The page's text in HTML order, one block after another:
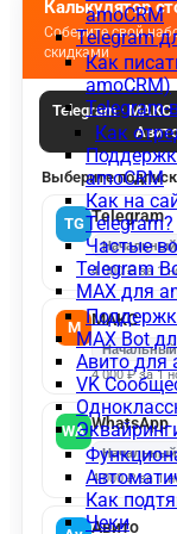
amoCRM
Telegram
Как
amoCRM)
Telegram-
Как
amoCRM
Как на
Telegram?
Частые
Telegram
MAX для
MAX Bot
Авито для
VK
Как
Чеки